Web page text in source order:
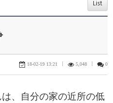
List
18-02-19 13:21 5,048 0
、自分の家の近所の低